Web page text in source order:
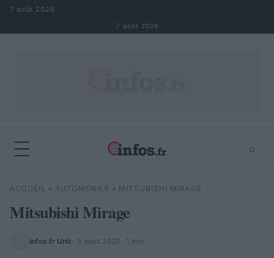
Aller au contenu
7 août 2026
7 août 2026
⌕
Rechercher
ACCUEIL » AUTOMOBILE » MITSUBISHI MIRAGE
Mitsubishi Mirage
Infos.fr Unit · 3 mars 2020 · 1 min